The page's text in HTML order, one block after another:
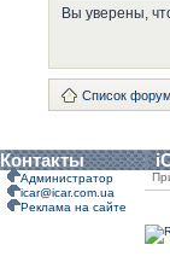
Вы уверены,
Список
Контакты
Администратор
icar@icar.com.ua
Реклама на сайте